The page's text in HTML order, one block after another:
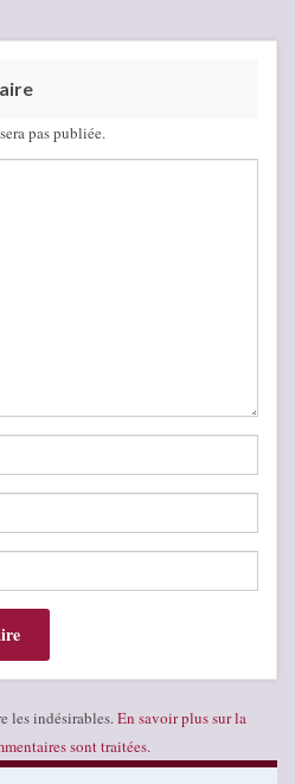
pas publiée.
les indésirables. En savoir plus sur la
sont traitées.